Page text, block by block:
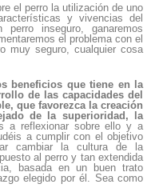
el perro la utilización de uno
y vivencias del
inseguro, ganaremos
el problema con el
muy seguro, cualquier cosa
beneficios que tiene en la
de las capacidades del
que favorezca la creación
de la superioridad, la
a reflexionar sobre ello y a
a cumplir con el objetivo
cambiar la cultura de la
al perro y tan extendida
basada en un buen trato
elegido por él. Sea como